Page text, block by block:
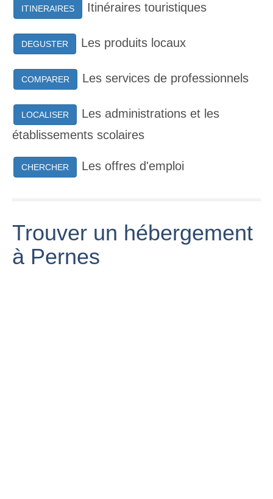
ITINERAIRES Itinéraires touristiques
DEGUSTER Les produits locaux
COMPARER Les services de professionnels
LOCALISER
Les administrations et les
établissements scolaires
CHERCHER Les offres d'emploi
Trouver un hébergement
à Pernes